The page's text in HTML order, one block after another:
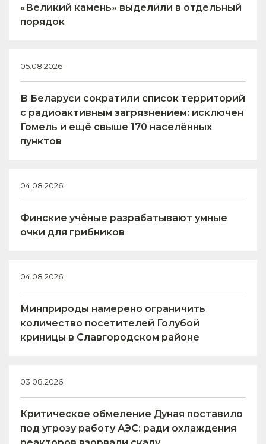
«Великий камень» выделили в отдельный
порядок
05.08.2026
В Беларуси сократили список территорий
с радиоактивным загрязнением: исключен
Гомель и ещё свыше 170 населённых
пунктов
04.08.2026
Финские учёные разрабатывают умные
очки для грибников
04.08.2026
Минприроды намерено ограничить
количество посетителей Голубой
криницы в Славгородском районе
03.08.2026
Критическое обмеление Дуная поставило
под угрозу работу АЭС: ради охлаждения